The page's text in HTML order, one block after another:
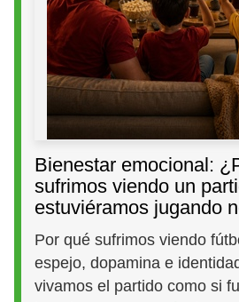
Bienestar emocional:
sufrimos viendo un
estuviéramos jugando
Por qué sufrimos viendo
espejo, dopamina e
vivamos el partido como si